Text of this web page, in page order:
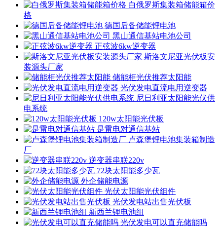
白俄罗斯集装箱储能箱价
格
德国后备储能锂电池
黑山通信基站电池公司
正弦波6kw逆变器
斯洛文尼亚光伏板安
装源头厂家
储能柜光伏推荐太阳能
光伏发电直流电用逆变器
尼日利亚太阳能光伏供
电系统
120w太阳能光伏板
是雷电对通信基站
卢森堡锂电池集装箱制造
厂
逆变器串联220v
72块太阳能多少瓦
外企储能电源
光伏太阳能光伏组件
光伏发电站出售光伏板
新西兰锂电池组
光伏发电可以直充储能吗